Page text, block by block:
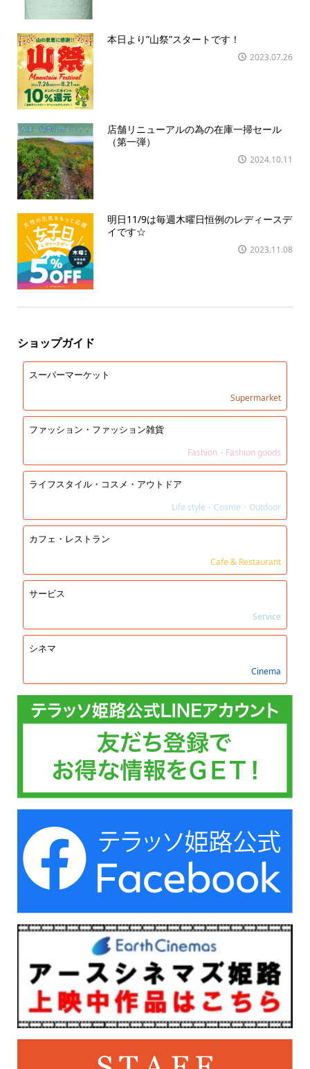
本日より”山祭”スタートです！
2023.07.26
店舗リニューアルの為の在庫一掃セール
（第一弾）
2024.10.11
明日11/9は毎週木曜日恒例のレディースデ
イです☆
2023.11.08
ショップガイド
スーパーマーケット
Supermarket
ファッション・ファッション雑貨
Fashion・Fashion goods
ライフスタイル・コスメ・アウトドア
Life style・Cosme・Outdoor
カフェ・レストラン
Cafe & Restaurant
サービス
Service
シネマ
Cinema